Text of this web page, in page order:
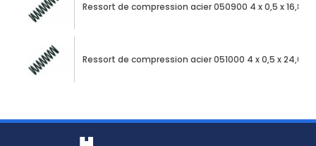
Ressort de compression acier 050900 4 x 0,5 x 16,85
Ressort de compression acier 051000 4 x 0,5 x 24,00